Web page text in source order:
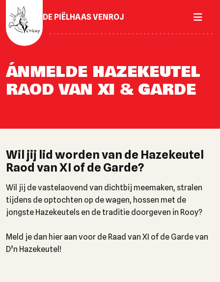
DE PIËLHAAS VENROJ
ÁNMELDE HAZEKEUTEL
RAOD VAN XI & GARDE
Wil jij lid worden van de Hazekeutel
Raod van XI of de Garde?
Wil jij de vastelaovend van dichtbij meemaken, stralen
tijdens de optochten op de wagen, hossen met de
jongste Hazekeutels en de traditie doorgeven in Rooy?
Meld je dan hier aan voor de Raad van XI of de Garde van
D’n Hazekeutel!